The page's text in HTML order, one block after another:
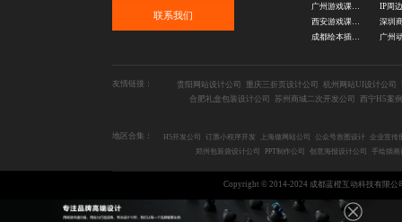
联系我们
广州游戏课件设计公司
西安游戏课件设计公司
成都绘本插画设计公司
友情链接： 贵阳网站设计公司 重庆三折页设计公司 杭州网站UI设计公司
合肥礼盒包装设计公司
苏州商城二次开发公司 西宁H5案例
地区合集： H5开发公司 订票小程序开发 上海做网站公司 公众号首图设计
企业宣传
郑州包装袋设计公司
PPT制作公司 创意海报设计公司 手绘插画
Copyright © 2014-2024 成都蓝橙互动科技有限公